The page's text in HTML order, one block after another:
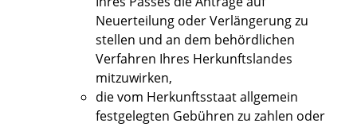
Neuerteilung oder Verlängerung zu
stellen und an dem behördlichen
Verfahren Ihres Herkunftslandes
mitzuwirken,
die vom Herkunftsstaat allgemein
festgelegten Gebühren zu zahlen oder